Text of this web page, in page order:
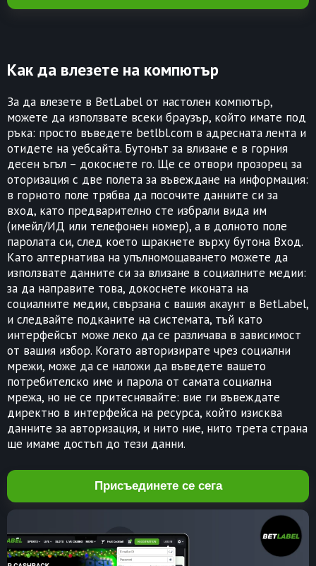
Как да влезете на компютър
За да влезете в BetLabel от настолен компютър,
можете да използвате всеки браузър, който имате под
ръка: просто въведете betlbl.com в адресната лента и
отидете на уебсайта. Бутонът за влизане е в горния
десен ъгъл – докоснете го. Ще се отвори прозорец за
оторизация с две полета за въвеждане на информация:
в горното поле трябва да посочите данните си за
вход, като предварително сте избрали вида им
(имейл/ИД или телефонен номер), а в долното поле
паролата си, след което щракнете върху бутона Вход.
Като алтернатива на упълномощаването можете да
използвате данните си за влизане в социалните медии:
за да направите това, докоснете иконата на
социалните медии, свързана с вашия акаунт в BetLabel,
и следвайте подканите на системата, тъй като
интерфейсът може леко да се различава в зависимост
от вашия избор. Когато авторизирате чрез социални
мрежи, може да се наложи да въведете вашето
потребителско име и парола от самата социална
мрежа, но не се притеснявайте: вие ги въвеждате
директно в интерфейса на ресурса, който изисква
данните за авторизация, и нито ние, нито трета страна
ще имаме достъп до тези данни.
Присъединете се сега